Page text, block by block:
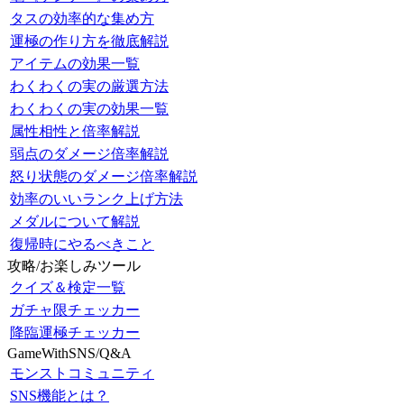
タスの効率的な集め方
運極の作り方を徹底解説
アイテムの効果一覧
わくわくの実の厳選方法
わくわくの実の効果一覧
属性相性と倍率解説
弱点のダメージ倍率解説
怒り状態のダメージ倍率解説
効率のいいランク上げ方法
メダルについて解説
復帰時にやるべきこと
攻略/お楽しみツール
クイズ＆検定一覧
ガチャ限チェッカー
降臨運極チェッカー
GameWithSNS/Q&A
モンストコミュニティ
SNS機能とは？